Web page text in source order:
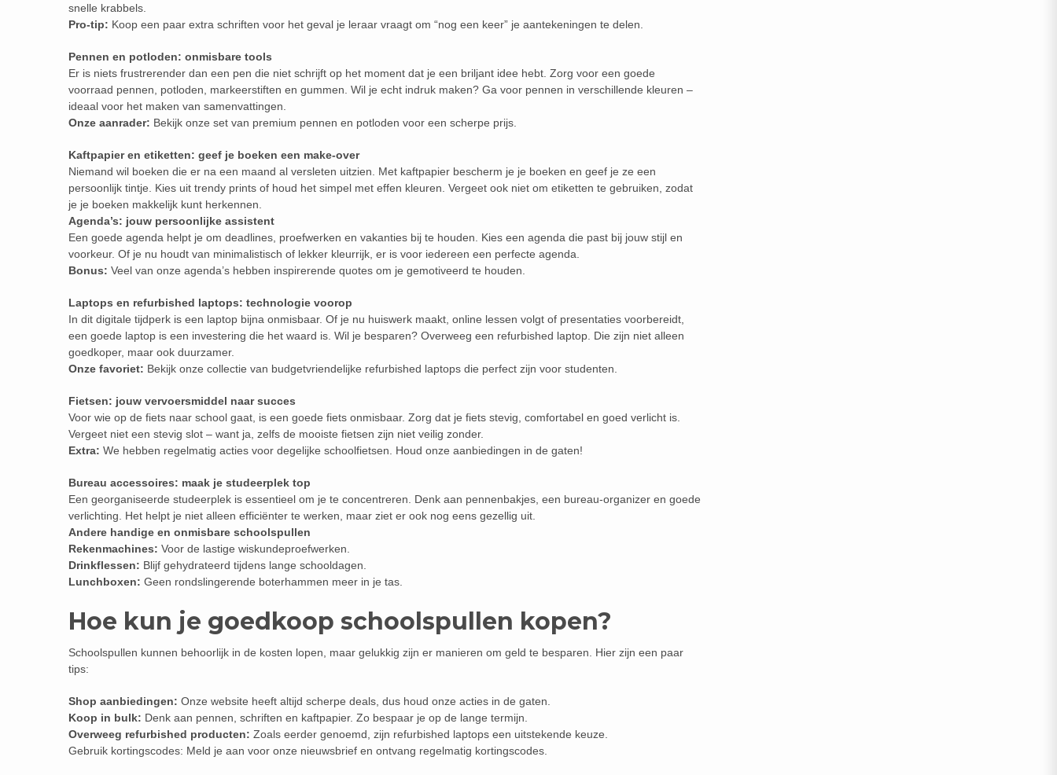
snelle krabbels.
Pro-tip: Koop een paar extra schriften voor het geval je leraar vraagt om “nog een keer” je aantekeningen te delen.
Pennen en potloden: onmisbare tools
Er is niets frustrerender dan een pen die niet schrijft op het moment dat je een briljant idee hebt. Zorg voor een goede
voorraad pennen, potloden, markeerstiften en gummen. Wil je echt indruk maken? Ga voor pennen in verschillende kleuren –
ideaal voor het maken van samenvattingen.
Onze aanrader: Bekijk onze set van premium pennen en potloden voor een scherpe prijs.
Kaftpapier en etiketten: geef je boeken een make-over
Niemand wil boeken die er na een maand al versleten uitzien. Met kaftpapier bescherm je je boeken en geef je ze een
persoonlijk tintje. Kies uit trendy prints of houd het simpel met effen kleuren. Vergeet ook niet om etiketten te gebruiken, zodat
je je boeken makkelijk kunt herkennen.
Agenda’s: jouw persoonlijke assistent
Een goede agenda helpt je om deadlines, proefwerken en vakanties bij te houden. Kies een agenda die past bij jouw stijl en
voorkeur. Of je nu houdt van minimalistisch of lekker kleurrijk, er is voor iedereen een perfecte agenda.
Bonus: Veel van onze agenda’s hebben inspirerende quotes om je gemotiveerd te houden.
Laptops en refurbished laptops: technologie voorop
In dit digitale tijdperk is een laptop bijna onmisbaar. Of je nu huiswerk maakt, online lessen volgt of presentaties voorbereidt,
een goede laptop is een investering die het waard is. Wil je besparen? Overweeg een refurbished laptop. Die zijn niet alleen
goedkoper, maar ook duurzamer.
Onze favoriet: Bekijk onze collectie van budgetvriendelijke refurbished laptops die perfect zijn voor studenten.
Fietsen: jouw vervoersmiddel naar succes
Voor wie op de fiets naar school gaat, is een goede fiets onmisbaar. Zorg dat je fiets stevig, comfortabel en goed verlicht is.
Vergeet niet een stevig slot – want ja, zelfs de mooiste fietsen zijn niet veilig zonder.
Extra: We hebben regelmatig acties voor degelijke schoolfietsen. Houd onze aanbiedingen in de gaten!
Bureau accessoires: maak je studeerplek top
Een georganiseerde studeerplek is essentieel om je te concentreren. Denk aan pennenbakjes, een bureau-organizer en goede
verlichting. Het helpt je niet alleen efficiënter te werken, maar ziet er ook nog eens gezellig uit.
Andere handige en onmisbare schoolspullen
Rekenmachines: Voor de lastige wiskundeproefwerken.
Drinkflessen: Blijf gehydrateerd tijdens lange schooldagen.
Lunchboxen: Geen rondslingerende boterhammen meer in je tas.
Hoe kun je goedkoop schoolspullen kopen?
Schoolspullen kunnen behoorlijk in de kosten lopen, maar gelukkig zijn er manieren om geld te besparen. Hier zijn een paar
tips:
Shop aanbiedingen: Onze website heeft altijd scherpe deals, dus houd onze acties in de gaten.
Koop in bulk: Denk aan pennen, schriften en kaftpapier. Zo bespaar je op de lange termijn.
Overweeg refurbished producten: Zoals eerder genoemd, zijn refurbished laptops een uitstekende keuze.
Gebruik kortingscodes: Meld je aan voor onze nieuwsbrief en ontvang regelmatig kortingscodes.